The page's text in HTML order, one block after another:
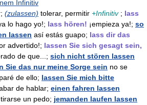
Infinitiv
(zulassen) tolerar, permitir +Infinitiv ; lass
lo hago yo!; lass hören! ¡empieza ya!; so
lassen así estás guapo; lass dir das
advertido!; lassen Sie sich gesagt sein,
de que...; sich nicht stören lassen
Sie das nur meine Sorge sein no se
de ello; lassen Sie mich bitte
de hablar; einen fahren lassen
tirarse un pedo; jemanden laufen lassen